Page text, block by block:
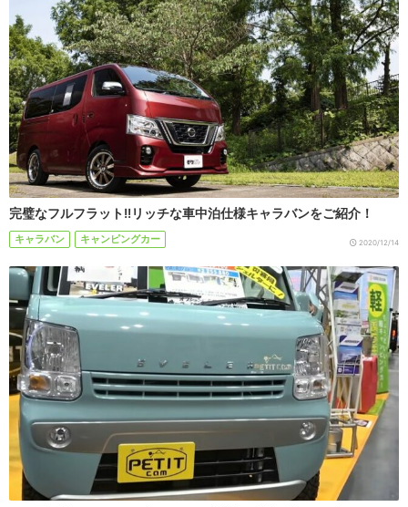
完璧なフルフラット!!リッチな車中泊仕様キャラバンをご紹介！
キャラバン キャンピングカー 2020/12/14